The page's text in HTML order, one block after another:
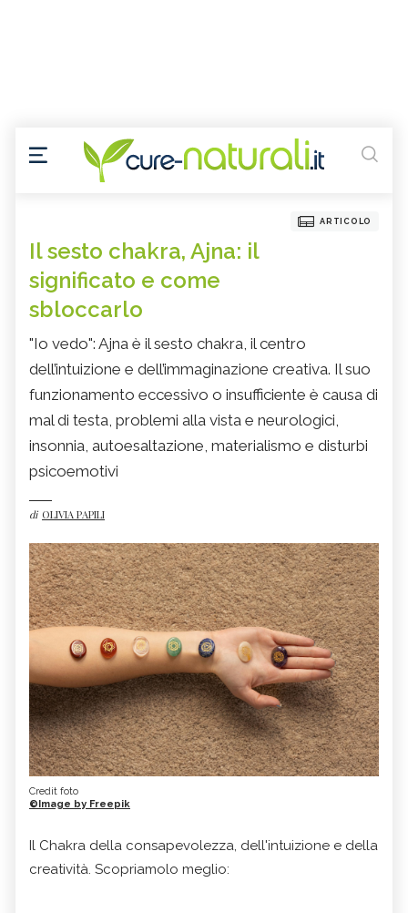
ARTICOLO
Il sesto chakra, Ajna: il
significato e come
sbloccarlo
"Io vedo": Ajna è il sesto chakra, il centro
dell’intuizione e dell’immaginazione creativa. Il suo
funzionamento eccessivo o insufficiente è causa di
mal di testa, problemi alla vista e neurologici,
insonnia, autoesaltazione, materialismo e disturbi
psicoemotivi
di OLIVIA PAPILI
Credit foto
©Image by Freepik
Il Chakra della consapevolezza, dell'intuizione e della
creatività. Scopriamolo meglio: